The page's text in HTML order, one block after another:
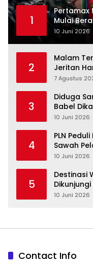
1
‎Pertamax
Mulai
10 Juni 2026
2
Malam
Jeritan
Tengah
7 Agustus
3
‎Diduga
Babel
10 Juni 2026
4
‎PLN
Sawah
10 Juni 2026
5
‎Destinasi
Akhir Pekan
10 Juni 2026
Contact Info